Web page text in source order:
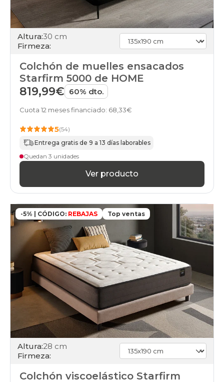
Altura:30 cm
Firmeza:
Colchón de muelles ensacados
Starfirm 5000 de HOME
819,99€ 60% dto.
Cuota 12 meses financiado: 68,33€
5(54)
Entrega gratis de 9 a 13 días laborables
Quedan 3 unidades
Ver producto
-5% | CÓDIGO: REBAJAS Top ventas
Altura:28 cm
Firmeza:
Colchón viscoelástico Starfirm